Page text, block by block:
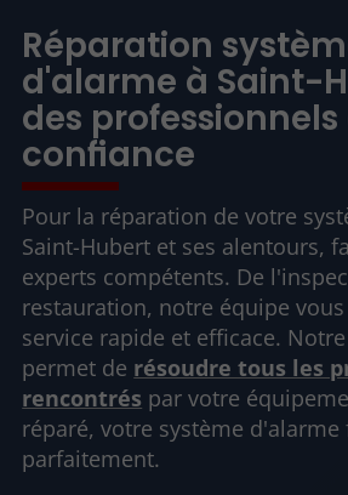
Réparation
d'alarme à Saint-
des professionnels
confiance
Pour la réparation de votre
Saint-Hubert et ses alentours,
experts compétents. De
restauration, notre équipe
service rapide et efficace.
permet de résoudre tous les
rencontrés par votre
réparé, votre système
parfaitement.